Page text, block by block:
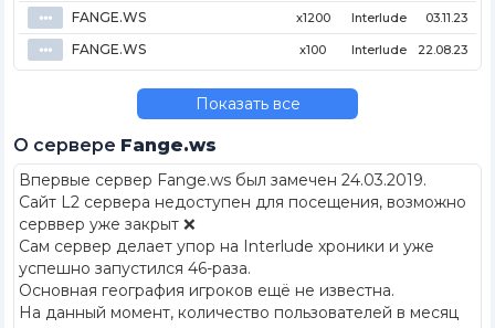
⦁⦁⦁ FANGE.WS x1200 Interlude 03.11.23
⦁⦁⦁ FANGE.WS x100 Interlude 22.08.23
Показать все
О сервере Fange.ws
Впервые сервер Fange.ws был замечен 24.03.2019.
Сайт L2 сервера недоступен для посещения, возможно
серввер уже закрыт ❌
Сам сервер делает упор на Interlude хроники и уже
успешно запустился 46-раза.
Основная география игроков ещё не известна.
На данный момент, количество пользователей в месяц